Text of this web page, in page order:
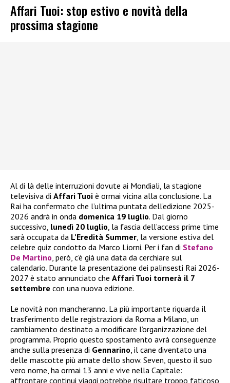
Affari Tuoi: stop estivo e novità della
prossima stagione
Al di là delle interruzioni dovute ai Mondiali, la stagione
televisiva di Affari Tuoi è ormai vicina alla conclusione. La
Rai ha confermato che l’ultima puntata dell’edizione 2025-
2026 andrà in onda domenica 19 luglio. Dal giorno
successivo, lunedì 20 luglio , la fascia dell’access prime time
sarà occupata da L’Eredità Summer , la versione estiva del
celebre quiz condotto da Marco Liorni. Per i fan di Stefano
De Martino , però, c’è già una data da cerchiare sul
calendario. Durante la presentazione dei palinsesti Rai 2026-
2027 è stato annunciato che Affari Tuoi tornerà il 7
settembre con una nuova edizione.
Le novità non mancheranno. La più importante riguarda il
trasferimento delle registrazioni da Roma a Milano, un
cambiamento destinato a modificare l’organizzazione del
programma. Proprio questo spostamento avrà conseguenze
anche sulla presenza di Gennarino , il cane diventato una
delle mascotte più amate dello show. Seven, questo il suo
vero nome, ha ormai 13 anni e vive nella Capitale:
affrontare continui viaggi potrebbe risultare troppo faticoso